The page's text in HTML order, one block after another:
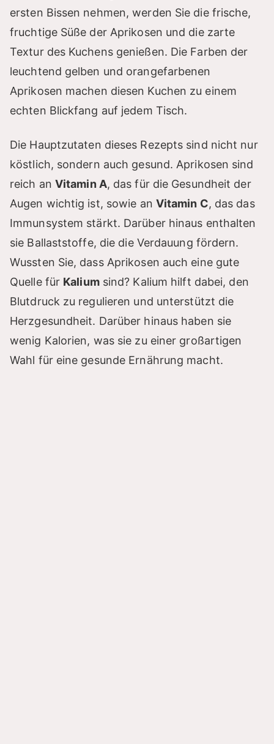
ersten Bissen nehmen, werden Sie die frische,
fruchtige Süße der Aprikosen und die zarte
Textur des Kuchens genießen. Die Farben der
leuchtend gelben und orangefarbenen
Aprikosen machen diesen Kuchen zu einem
echten Blickfang auf jedem Tisch.
Die Hauptzutaten dieses Rezepts sind nicht nur
köstlich, sondern auch gesund. Aprikosen sind
reich an Vitamin A, das für die Gesundheit der
Augen wichtig ist, sowie an Vitamin C, das das
Immunsystem stärkt. Darüber hinaus enthalten
sie Ballaststoffe, die die Verdauung fördern.
Wussten Sie, dass Aprikosen auch eine gute
Quelle für Kaliumsind? Kalium hilft dabei, den
Blutdruck zu regulieren und unterstützt die
Herzgesundheit. Darüber hinaus haben sie
wenig Kalorien, was sie zu einer großartigen
Wahl für eine gesunde Ernährung macht.